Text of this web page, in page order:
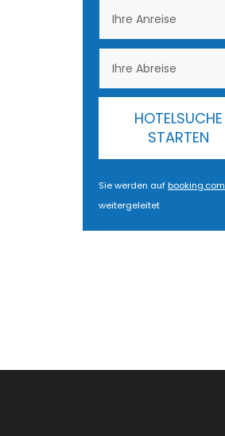
HOTELSUCHE
STARTEN
Sie werden aufbooking.com
weitergeleitet